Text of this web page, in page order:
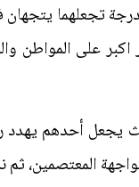
تجعلهما
اكبر على
يجعل أحدهم يهدد
المعتصمين، ثم